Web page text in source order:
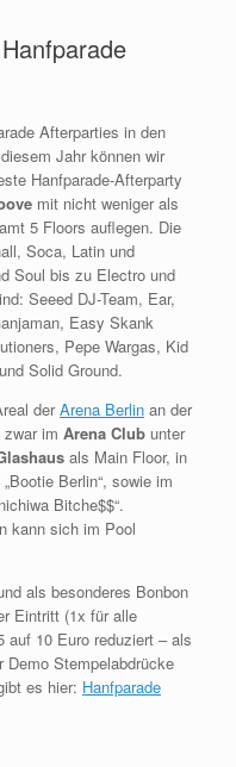
Afterparties in den
Jahr können wir
Hanfparade-Afterparty
mit nicht weniger als
5 Floors auflegen. Die
Soca, Latin und
Soul bis zu Electro und
Seeed DJ-Team, Ear,
Easy Skank
Pepe Wargas, Kid
Solid Ground.
derArena Berlin an der
im Arena Club unter
als Main Floor, in
Berlin“, sowie im
Bitche$$“.
kann sich im Pool
als besonderes Bonbon
Eintritt (1x für alle
auf 10 Euro reduziert – als
Demo Stempelabdrücke
es hier: Hanfparade